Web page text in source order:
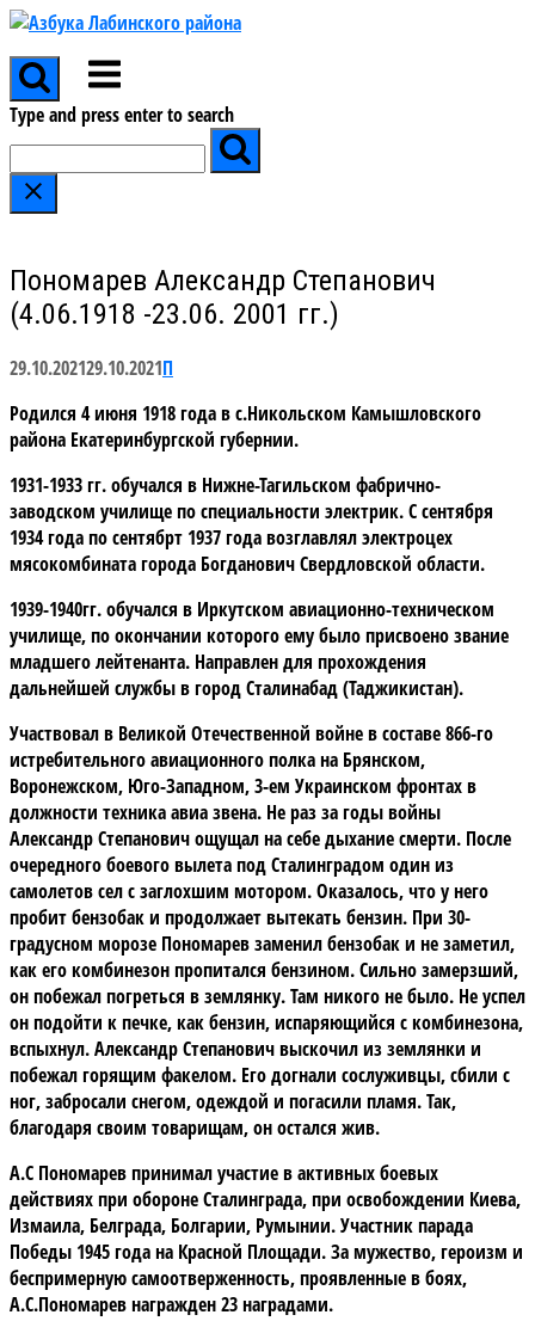
Skip
content
Menu
Type and press enter to search
Пономарев Александр Степанович
(4.06.1918 -23.06. 2001 гг.)
29.10.202129.10.2021П
Родился 4 июня 1918 года в с.Никольском Камышловского
района Екатеринбургской губернии.
1931-1933 гг. обучался в Нижне-Тагильском фабрично-
заводском училище по специальности электрик. С сентября
1934 года по сентябрт 1937 года возглавлял электроцех
мясокомбината города Богданович Свердловской области.
1939-1940гг. обучался в Иркутском авиационно-техническом
училище, по окончании которого ему было присвоено звание
младшего лейтенанта. Направлен для прохождения
дальнейшей службы в город Сталинабад (Таджикистан).
Участвовал в Великой Отечественной войне в составе 866-го
истребительного авиационного полка на Брянском,
Воронежском, Юго-Западном, 3-ем Украинском фронтах в
должности техника авиа звена. Не раз за годы войны
Александр Степанович ощущал на себе дыхание смерти. После
очередного боевого вылета под Сталинградом один из
самолетов сел с заглохшим мотором. Оказалось, что у него
пробит бензобак и продолжает вытекать бензин. При 30-
градусном морозе Пономарев заменил бензобак и не заметил,
как его комбинезон пропитался бензином. Сильно замерзший,
он побежал погреться в землянку. Там никого не было. Не успел
он подойти к печке, как бензин, испаряющийся с комбинезона,
вспыхнул. Александр Степанович выскочил из землянки и
побежал горящим факелом. Его догнали сослуживцы, сбили с
ног, забросали снегом, одеждой и погасили пламя. Так,
благодаря своим товарищам, он остался жив.
А.С Пономарев принимал участие в активных боевых
действиях при обороне Сталинграда, при освобождении Киева,
Измаила, Белграда, Болгарии, Румынии. Участник парада
Победы 1945 года на Красной Площади. За мужество, героизм и
беспримерную самоотверженность, проявленные в боях,
А.С.Пономарев награжден 23 наградами.